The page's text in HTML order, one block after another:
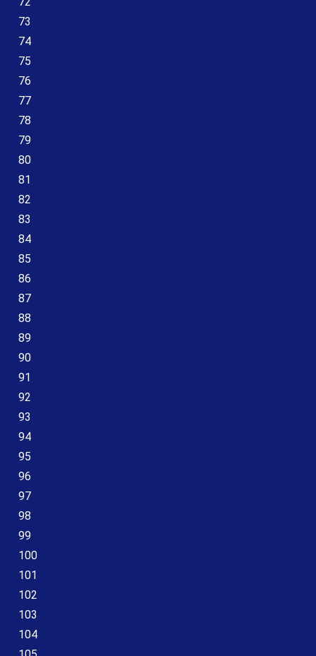
73
74
75
76
77
78
79
80
81
82
83
84
85
86
87
88
89
90
91
92
93
94
95
96
97
98
99
100
101
102
103
104